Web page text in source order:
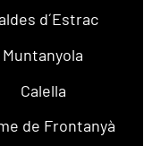
d´Estrac
Muntanyola
Calella
de Frontanyà